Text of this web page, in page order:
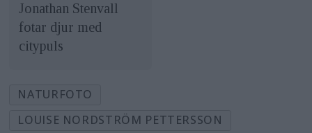
Jonathan Stenvall
fotar djur med
citypuls
NATURFOTO
LOUISE NORDSTRÖM PETTERSSON